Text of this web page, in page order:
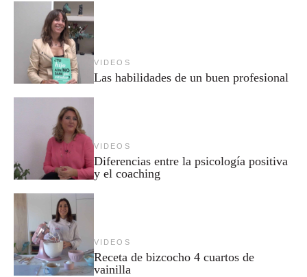
VIDEOS
Las habilidades de un buen profesional
VIDEOS
Diferencias entre la psicología positiva
y el coaching
VIDEOS
Receta de bizcocho 4 cuartos de
vainilla